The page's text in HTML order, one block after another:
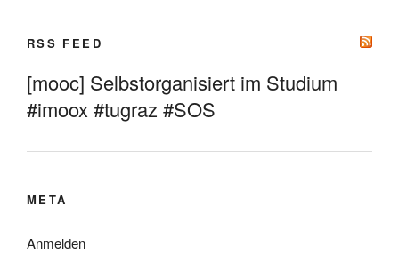
RSS FEED
[mooc] Selbstorganisiert im Studium
#imoox #tugraz #SOS
META
Anmelden